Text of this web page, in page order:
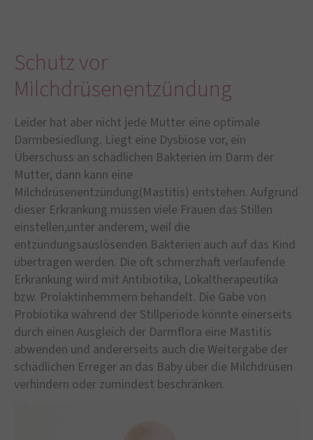
Schutz vor
Milchdrüsenentzündung
Leider hat aber nicht jede Mutter eine optimale
Darmbesiedlung. Liegt eine Dysbiose vor, ein
Überschuss an schädlichen Bakterien im Darm der
Mutter, dann kann eine
Milchdrüsenentzündung(Mastitis) entstehen. Aufgrund
dieser Erkrankung müssen viele Frauen das Stillen
einstellen,unter anderem, weil die
entzündungsauslösenden Bakterien auch auf das Kind
übertragen werden. Die oft schmerzhaft verlaufende
Erkrankung wird mit Antibiotika, Lokaltherapeutika
bzw. Prolaktinhemmern behandelt. Die Gabe von
Probiotika während der Stillperiode könnte einerseits
durch einen Ausgleich der Darmflora eine Mastitis
abwenden und andererseits auch die Weitergabe der
schädlichen Erreger an das Baby über die Milchdrüsen
verhindern oder zumindest beschränken.